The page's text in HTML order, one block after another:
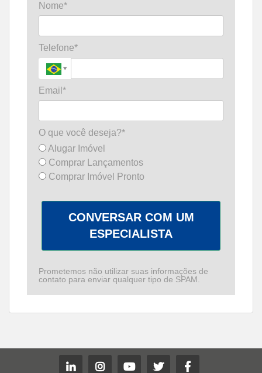
Nome*
Telefone*
Email*
O que você deseja?*
Alugar Imóvel
Comprar Lançamentos
Comprar Imóvel Pronto
CONVERSAR COM UM
ESPECIALISTA
Prometemos não utilizar suas informações de
contato para enviar qualquer tipo de SPAM.